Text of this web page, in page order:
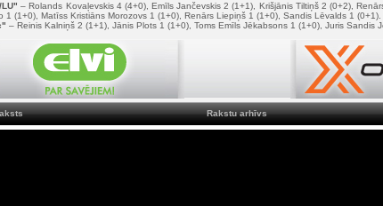
– Rolands Kovaļevskis 4 (4+0), Emīls Jančevskis 2 (1+1), Krišjānis Tiltiņš 2 (0+2),
1 (1+0), Matīss Kristiāns Morozovs 1 (1+0), Renārs Liepiņš 1 (1+0), Sandis Lēvalds 1 (0+1).
– Reinis Kalniņš 2 (1+1), Jānis Plots 1 (1+0), Toms Emīls Jēkabsons 1 (1+0), Juris Sandis
Rakstu arhīvs